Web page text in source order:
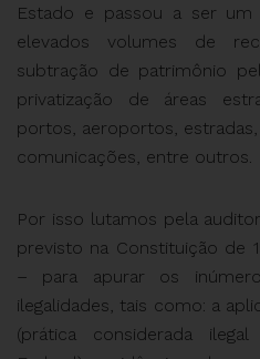
Estado e passou a ser
elevados volumes de
subtração de patrimônio
privatização de áreas
portos, aeroportos, estradas,
comunicações, entre outros.
Por isso lutamos pela
previsto na Constituição de
– para apurar os
ilegalidades, tais como: a
(prática considerada